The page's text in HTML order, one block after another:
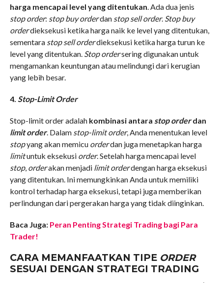
harga mencapai level yang ditentukan. Ada dua jenis
stop order: stop buy orderdan stop sell order. Stop buy
orderdieksekusi ketika harga naik ke level yang ditentukan,
sementara stop sell orderdieksekusi ketika harga turun ke
level yang ditentukan. Stop ordersering digunakan untuk
mengamankan keuntungan atau melindungi dari kerugian
yang lebih besar.
4. Stop-Limit Order
Stop-limit order adalah kombinasi antara stop orderdan
limit order. Dalam stop-limit order, Anda menentukan level
stopyang akan memicu orderdan juga menetapkan harga
limituntuk eksekusi order. Setelah harga mencapai level
stop, orderakan menjadi limit orderdengan harga eksekusi
yang ditentukan. Ini memungkinkan Anda untuk memiliki
kontrol terhadap harga eksekusi, tetapi juga memberikan
perlindungan dari pergerakan harga yang tidak diinginkan.
Baca Juga: Peran Penting Strategi Trading bagi Para
Trader!
CARA MEMANFAATKAN TIPE ORDER
SESUAI DENGAN STRATEGI TRADING